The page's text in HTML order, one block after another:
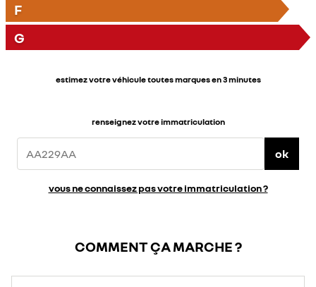
F
G
estimez votre véhicule toutes marques en 3 minutes
renseignez votre immatriculation
ok
vous ne connaissez pas votre immatriculation ?
COMMENT ÇA MARCHE ?